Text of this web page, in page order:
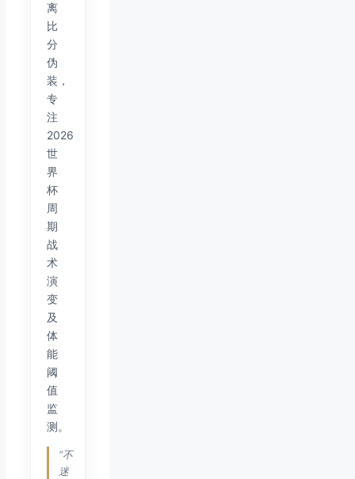
离
比
分
伪
装，
专
注
2026
世
界
杯
周
期
战
术
演
变
及
体
能
阈
值
监
测。
“不
迷